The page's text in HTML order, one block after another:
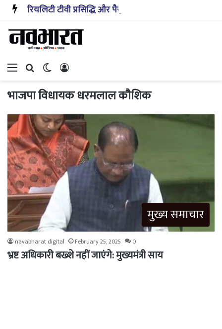
Menu Search forSwitch skin
भाजपा विधायक धरमलाल कौशिक
मुख्य समाचार
navabharat digital February 25, 2025 0
भ्रष्ट अधिकारी बख्शे नहीं जाएंगे: मुख्यमंत्री साय